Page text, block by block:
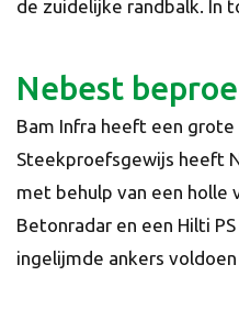
de zuidelijke randbalk. In
Nebest
Bam Infra heeft een grote
Steekproefsgewijs heeft
met behulp van een holle
Betonradar en een Hilti
ingelijmde ankers